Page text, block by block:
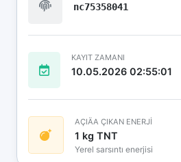
nc75358041
KAYIT ZAMANI
10.05.2026 02:55:01
AÇIÄA ÇIKAN ENERJİ
1 kg TNT
Yerel sarsıntı enerjisi